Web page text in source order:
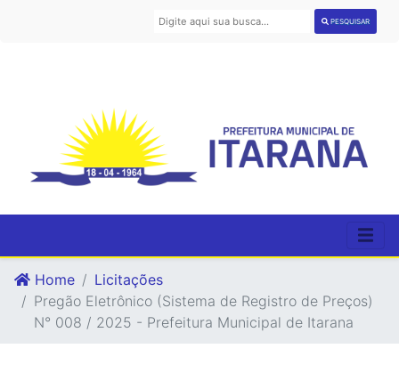
PESQUISAR
Home
Licitações
Pregão Eletrônico (Sistema de Registro de Preços)
N° 008 / 2025 - Prefeitura Municipal de Itarana